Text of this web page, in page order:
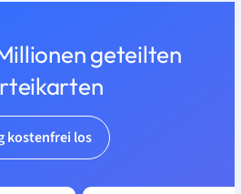
geteilten
kostenfrei los